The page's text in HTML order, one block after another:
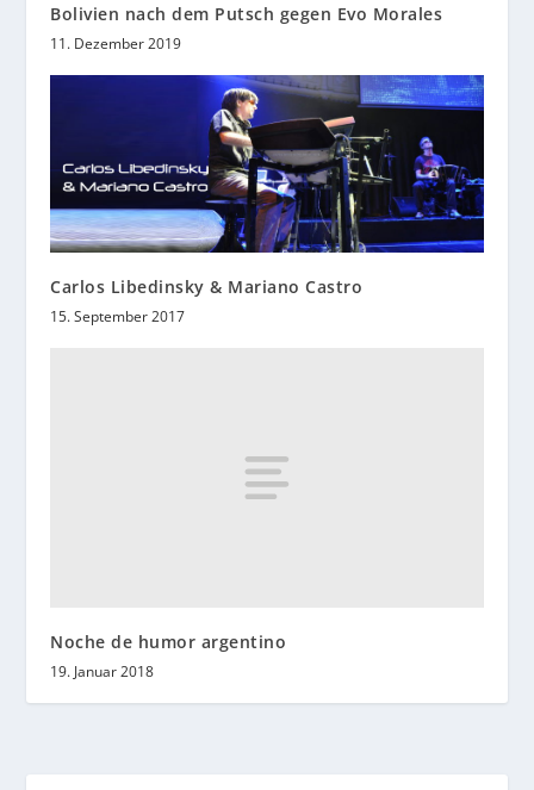
Bolivien nach dem Putsch gegen Evo Morales
11. Dezember 2019
Carlos Libedinsky & Mariano Castro
15. September 2017
Noche de humor argentino
19. Januar 2018